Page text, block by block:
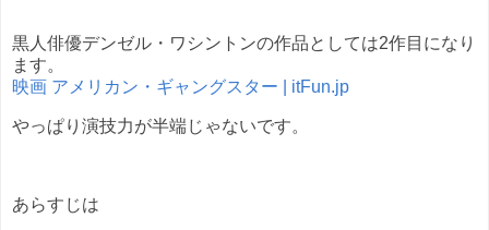
黒人俳優デンゼル・ワシントンの作品としては2作目になり
ます。
映画 アメリカン・ギャングスター | itFun.jp
やっぱり演技力が半端じゃないです。
あらすじは